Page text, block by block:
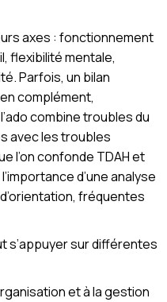
axes : fonctionnement
flexibilité mentale,
Parfois, un bilan
complément,
combine troubles du
avec les troubles
l’on confonde TDAH et
d’une analyse
fréquentes
s’appuyer sur différentes
et à la gestion